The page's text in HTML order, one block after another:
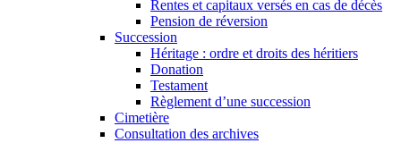
Rentes et capitaux versés en cas de décès
Pension de réversion
Succession
Héritage : ordre et droits des héritiers
Donation
Testament
Règlement d’une succession
Cimetière
Consultation des archives